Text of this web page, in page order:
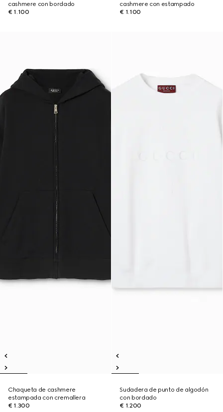
cashmere con bordado
€ 1.100
cashmere con estampado
€ 1.100
Chaqueta de cashmere
estampada con cremallera
€ 1.300
Sudadera de punto de algodón
con bordado
€ 1.200